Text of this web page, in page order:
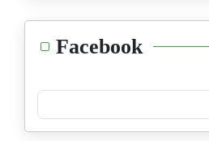
Facebook